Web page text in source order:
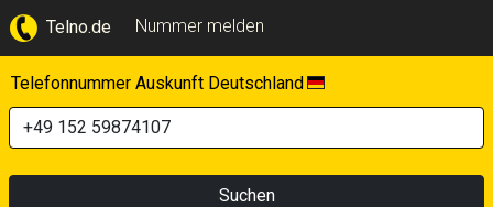
Telno.de Nummer melden
Telefonnummer Auskunft Deutschland
Suchen